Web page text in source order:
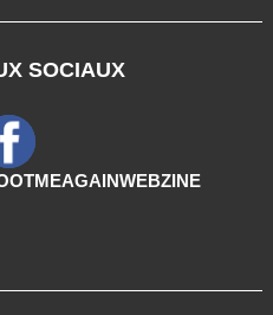
SOCIAUX